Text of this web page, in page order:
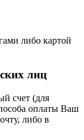
либо картой
лиц
счет (для
оплаты Ваш
либо в